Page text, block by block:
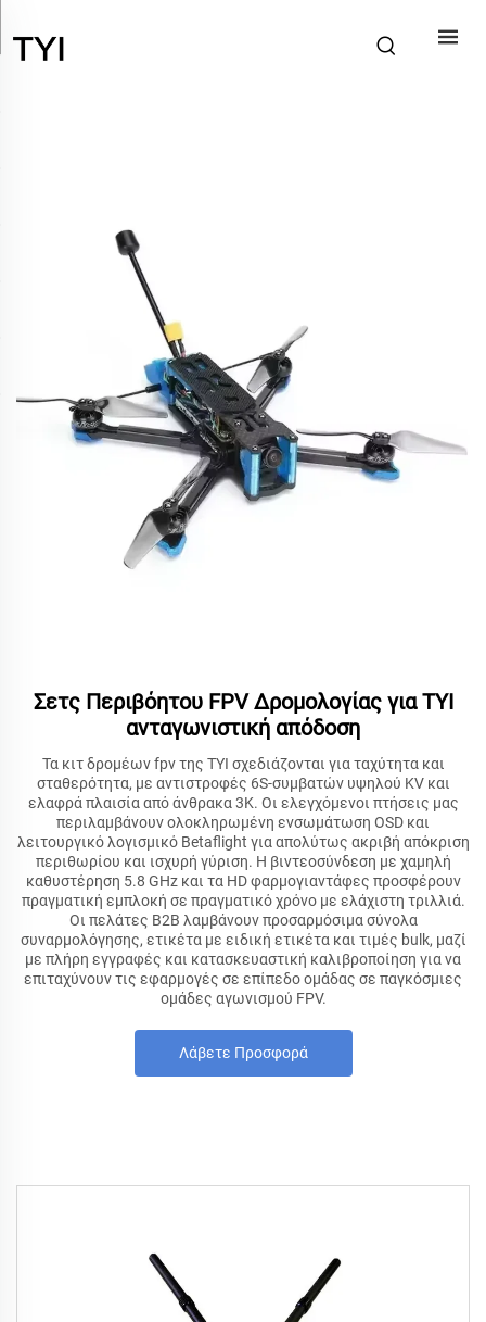
Σετς Περιβόητου FPV Δρομολογίας για TYI
ανταγωνιστική απόδοση
Τα κιτ δρομέων fpv της TYI σχεδιάζονται για ταχύτητα και
σταθερότητα, με αντιστροφές 6S-συμβατών υψηλού KV και
ελαφρά πλαισία από άνθρακα 3K. Οι ελεγχόμενοι πτήσεις μας
περιλαμβάνουν ολοκληρωμένη ενσωμάτωση OSD και
λειτουργικό λογισμικό Betaflight για απολύτως ακριβή απόκριση
περιθωρίου και ισχυρή γύριση. Η βιντεοσύνδεση με χαμηλή
καθυστέρηση 5.8 GHz και τα HD φαρμογιαντάφες προσφέρουν
πραγματική εμπλοκή σε πραγματικό χρόνο με ελάχιστη τριλλιά.
Οι πελάτες B2B λαμβάνουν προσαρμόσιμα σύνολα
συναρμολόγησης, ετικέτα με ειδική ετικέτα και τιμές bulk, μαζί
με πλήρη εγγραφές και κατασκευαστική καλιβροποίηση για να
επιταχύνουν τις εφαρμογές σε επίπεδο ομάδας σε παγκόσμιες
ομάδες αγωνισμού FPV.
Λάβετε Προσφορά